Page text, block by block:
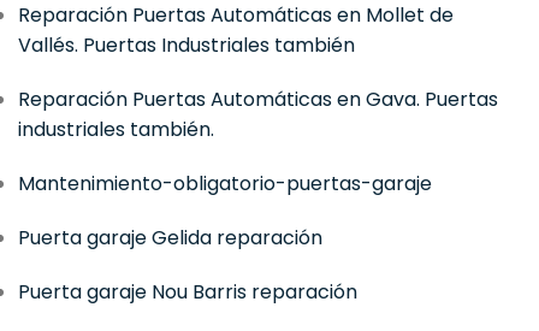
Reparación Puertas Automáticas en Mollet de
Vallés. Puertas Industriales también
Reparación Puertas Automáticas en Gava. Puertas
industriales también.
Mantenimiento-obligatorio-puertas-garaje
Puerta garaje Gelida reparación
Puerta garaje Nou Barris reparación